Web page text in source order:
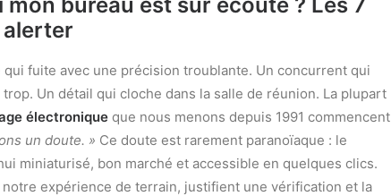
fuite avec une précision troublante. Un concurrent qui
Un détail qui cloche dans la salle de réunion. La plupart
électronique que nous menons depuis 1991 commencent
un doute. » Ce doute est rarement paranoïaque : le
miniaturisé, bon marché et accessible en quelques clics.
expérience de terrain, justifient une vérification et la